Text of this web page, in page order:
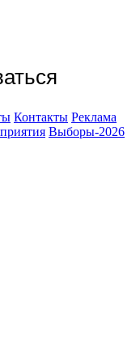
Контакты Реклама
Выборы-2026